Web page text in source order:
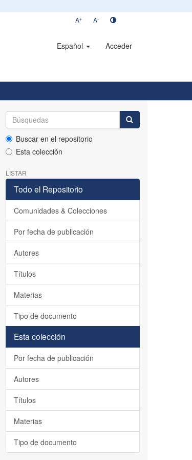
A+ A-
Español Acceder
Buscar en el repositorio
Esta colección
LISTAR
Todo el Repositorio
Comunidades & Colecciones
Por fecha de publicación
Autores
Títulos
Materias
Tipo de documento
Esta colección
Por fecha de publicación
Autores
Títulos
Materias
Tipo de documento